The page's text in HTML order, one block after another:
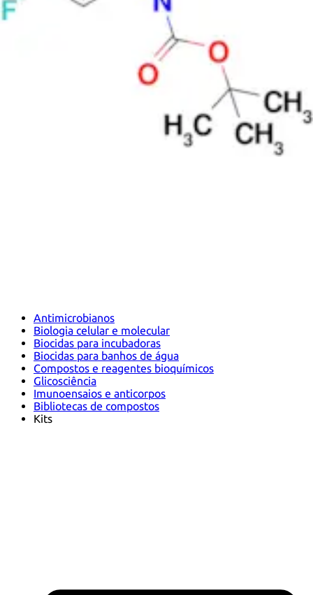
Antimicrobianos
Biologia celular e molecular
Biocidas para incubadoras
Biocidas para banhos de água
Compostos e reagentes bioquímicos
Glicosciência
Imunoensaios e anticorpos
Bibliotecas de compostos
Kits